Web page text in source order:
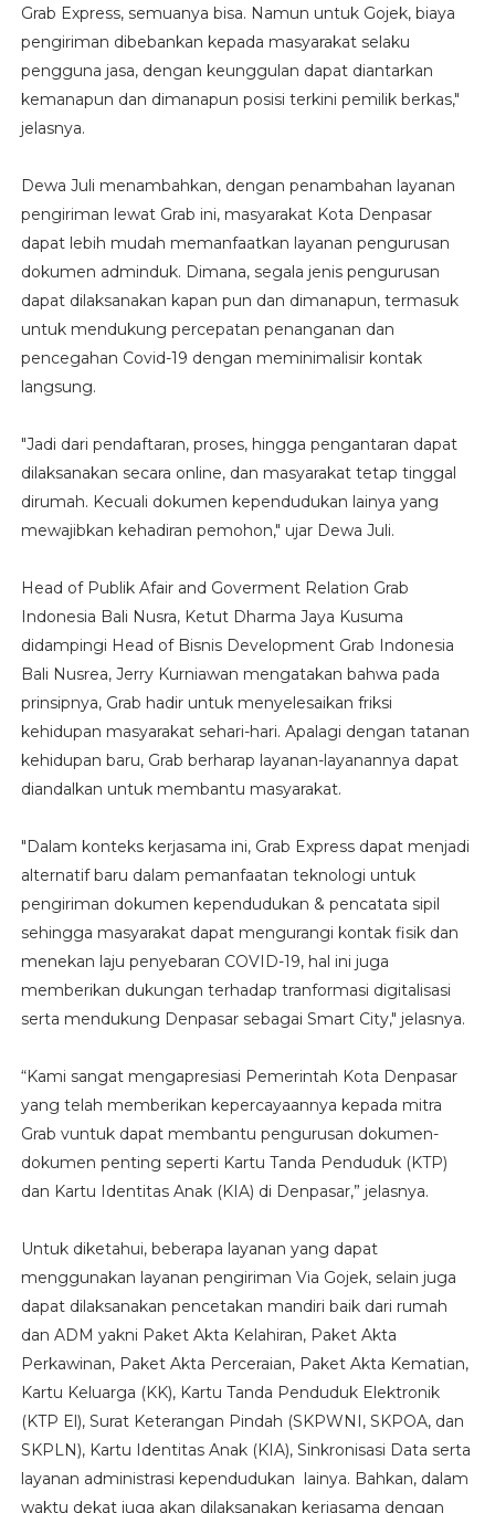
Grab Express, semuanya bisa. Namun untuk Gojek, biaya
pengiriman dibebankan kepada masyarakat selaku
pengguna jasa, dengan keunggulan dapat diantarkan
kemanapun dan dimanapun posisi terkini pemilik berkas,"
jelasnya.
Dewa Juli menambahkan, dengan penambahan layanan
pengiriman lewat Grab ini, masyarakat Kota Denpasar
dapat lebih mudah memanfaatkan layanan pengurusan
dokumen adminduk. Dimana, segala jenis pengurusan
dapat dilaksanakan kapan pun dan dimanapun, termasuk
untuk mendukung percepatan penanganan dan
pencegahan Covid-19 dengan meminimalisir kontak
langsung.
"Jadi dari pendaftaran, proses, hingga pengantaran dapat
dilaksanakan secara online, dan masyarakat tetap tinggal
dirumah. Kecuali dokumen kependudukan lainya yang
mewajibkan kehadiran pemohon," ujar Dewa Juli.
Head of Publik Afair and Goverment Relation Grab
Indonesia Bali Nusra, Ketut Dharma Jaya Kusuma
didampingi Head of Bisnis Development Grab Indonesia
Bali Nusrea, Jerry Kurniawan mengatakan bahwa pada
prinsipnya, Grab hadir untuk menyelesaikan friksi
kehidupan masyarakat sehari-hari. Apalagi dengan tatanan
kehidupan baru, Grab berharap layanan-layanannya dapat
diandalkan untuk membantu masyarakat.
"Dalam konteks kerjasama ini, Grab Express dapat menjadi
alternatif baru dalam pemanfaatan teknologi untuk
pengiriman dokumen kependudukan & pencatata sipil
sehingga masyarakat dapat mengurangi kontak fisik dan
menekan laju penyebaran COVID-19, hal ini juga
memberikan dukungan terhadap tranformasi digitalisasi
serta mendukung Denpasar sebagai Smart City," jelasnya.
“Kami sangat mengapresiasi Pemerintah Kota Denpasar
yang telah memberikan kepercayaannya kepada mitra
Grab vuntuk dapat membantu pengurusan dokumen-
dokumen penting seperti Kartu Tanda Penduduk (KTP)
dan Kartu Identitas Anak (KIA) di Denpasar,” jelasnya.
Untuk diketahui, beberapa layanan yang dapat
menggunakan layanan pengiriman Via Gojek, selain juga
dapat dilaksanakan pencetakan mandiri baik dari rumah
dan ADM yakni Paket Akta Kelahiran, Paket Akta
Perkawinan, Paket Akta Perceraian, Paket Akta Kematian,
Kartu Keluarga (KK), Kartu Tanda Penduduk Elektronik
(KTP El), Surat Keterangan Pindah (SKPWNI, SKPOA, dan
SKPLN), Kartu Identitas Anak (KIA), Sinkronisasi Data serta
layanan administrasi kependudukan lainya. Bahkan, dalam
waktu dekat juga akan dilaksanakan kerjasama dengan